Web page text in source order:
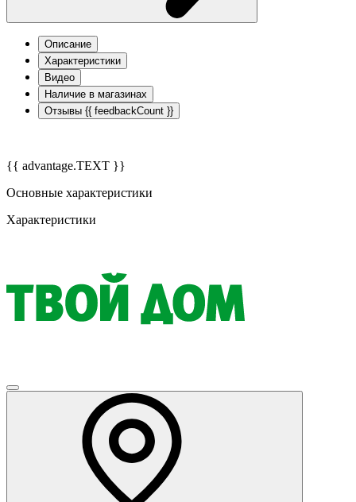
Описание
Характеристики
Видео
Наличие в магазинах
Отзывы {{ feedbackCount }}
{{ advantage.TEXT }}
Основные характеристики
Характеристики